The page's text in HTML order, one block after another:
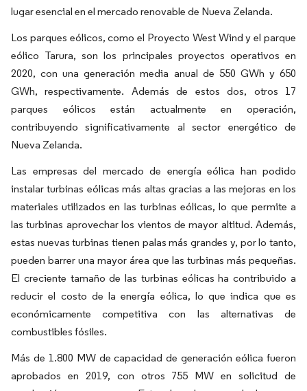
lugar esencial en el mercado renovable de Nueva Zelanda.
Los parques eólicos, como el Proyecto West Wind y el parque
eólico Tarura, son los principales proyectos operativos en
2020, con una generación media anual de 550 GWh y 650
GWh, respectivamente. Además de estos dos, otros 17
parques eólicos están actualmente en operación,
contribuyendo significativamente al sector energético de
Nueva Zelanda.
Las empresas del mercado de energía eólica han podido
instalar turbinas eólicas más altas gracias a las mejoras en los
materiales utilizados en las turbinas eólicas, lo que permite a
las turbinas aprovechar los vientos de mayor altitud. Además,
estas nuevas turbinas tienen palas más grandes y, por lo tanto,
pueden barrer una mayor área que las turbinas más pequeñas.
El creciente tamaño de las turbinas eólicas ha contribuido a
reducir el costo de la energía eólica, lo que indica que es
económicamente competitiva con las alternativas de
combustibles fósiles.
Más de 1.800 MW de capacidad de generación eólica fueron
aprobados en 2019, con otros 755 MW en solicitud de